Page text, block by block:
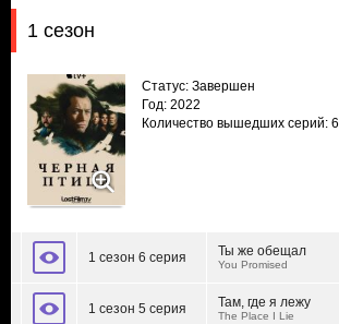
1 сезон
Статус: Завершен
Год: 2022
Количество вышедших серий: 6
1 сезон 6 серия Ты же обещал
You Promised
1 сезон 5 серия Там, где я лежу
The Place I Lie